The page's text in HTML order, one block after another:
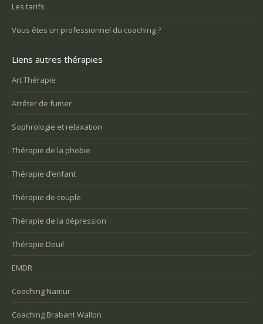
Les tarifs
Vous êtes un professionnel du coaching ?
Liens autres thérapies
Art Thérapie
Arrêter de fumer
Sophrologie et relaxation
Thérapie de la phobie
Thérapie d’enfant
Thérapie de couple
Thérapie de la dépression
Thérapie Deuil
EMDR
Coaching Namur
Coaching Brabant Wallon